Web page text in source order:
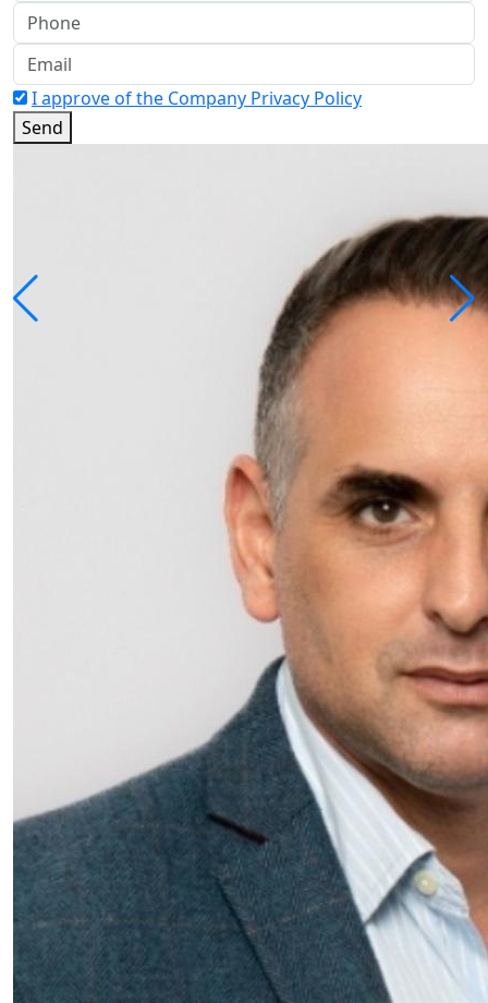
I approve of the Company Privacy Policy
Send